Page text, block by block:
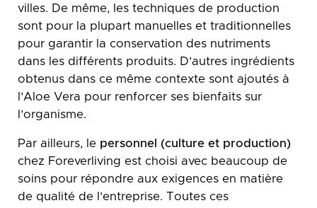
villes. De même, les techniques de production
sont pour la plupart manuelles et traditionnelles
pour garantir la conservation des nutriments
dans les différents produits. D’autres ingrédients
obtenus dans ce même contexte sont ajoutés à
l’Aloe Vera pour renforcer ses bienfaits sur
l’organisme.
Par ailleurs, le personnel (culture et production)
chez Foreverliving est choisi avec beaucoup de
soins pour répondre aux exigences en matière
de qualité de l’entreprise. Toutes ces